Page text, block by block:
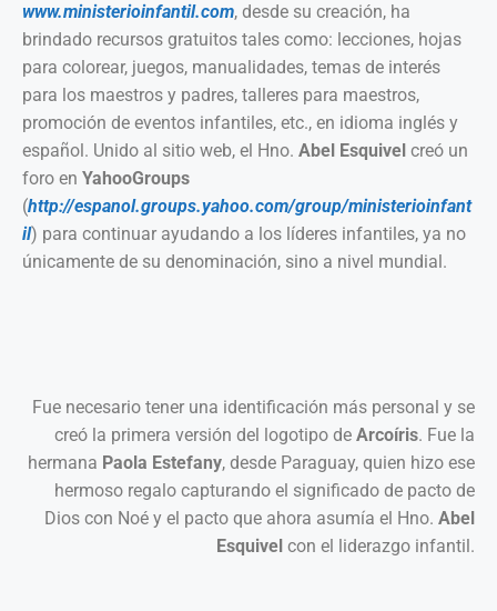
www.ministerioinfantil.com, desde su creación, ha
brindado recursos gratuitos tales como: lecciones, hojas
para colorear, juegos, manualidades, temas de interés
para los maestros y padres, talleres para maestros,
promoción de eventos infantiles, etc., en idioma inglés y
español. Unido al sitio web, el Hno. Abel Esquivel creó un
foro en YahooGroups
(http://espanol.groups.yahoo.com/group/ministerioinfant
il) para continuar ayudando a los líderes infantiles, ya no
únicamente de su denominación, sino a nivel mundial.
Fue necesario tener una identificación más personal y se
creó la primera versión del logotipo de Arcoíris. Fue la
hermana Paola Estefany, desde Paraguay, quien hizo ese
hermoso regalo capturando el significado de pacto de
Dios con Noé y el pacto que ahora asumía el Hno. Abel
Esquivel con el liderazgo infantil.